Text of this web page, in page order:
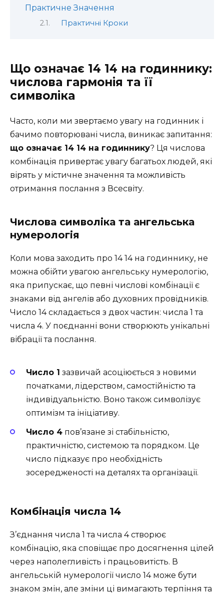
Практичне Значення
Практичні Кроки
Що означає 14 14 на годиннику:
числова гармонія та її
символіка
Часто, коли ми звертаємо увагу на годинник і
бачимо повторювані числа, виникає запитання:
що означає 14 14 на годиннику? Ця числова
комбінація привертає увагу багатьох людей, які
вірять у містичне значення та можливість
отримання послання з Всесвіту.
Числова символіка та ангельська
нумерологія
Коли мова заходить про 14 14 на годиннику, не
можна обійти увагою ангельську нумерологію,
яка припускає, що певні числові комбінації є
знаками від ангелів або духовних провідників.
Число 14 складається з двох частин: числа 1 та
числа 4. У поєднанні вони створюють унікальні
вібрації та послання.
Число 1 зазвичай асоціюється з новими
початками, лідерством, самостійністю та
індивідуальністю. Воно також символізує
оптимізм та ініціативу.
Число 4 пов’язане зі стабільністю,
практичністю, системою та порядком. Це
число підказує про необхідність
зосередженості на деталях та організації.
Комбінація числа 14
З’єднання числа 1 та числа 4 створює
комбінацію, яка сповіщає про досягнення цілей
через наполегливість і працьовитість. В
ангельській нумерології число 14 може бути
знаком змін, але зміни ці вимагають терпіння та